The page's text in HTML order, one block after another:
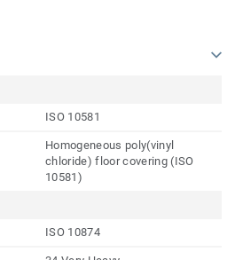
ISO 10581
Homogeneous poly(vinyl
chloride) floor covering (ISO
10581)
ISO 10874